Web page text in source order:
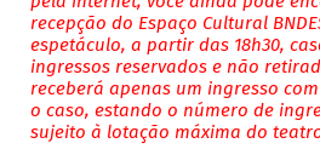
recepção do Espaço Cultural
espetáculo, a partir das 18h30,
ingressos reservados e não
receberá apenas um ingresso
o caso, estando o número de
sujeito à lotação máxima do